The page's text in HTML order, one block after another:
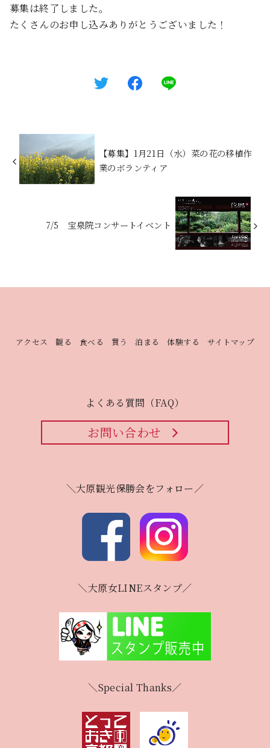
募集は終了しました。
たくさんのお申し込みありがとうございました！
【募集】1月21日（水）菜の花の移植作
業のボランティア
7/5 宝泉院コンサートイベント
アクセス 観る 食べる 買う 泊まる 体験する サイトマップ
よくある質問（FAQ）
お問い合わせ
＼大原観光保勝会をフォロー／
＼大原女LINEスタンプ／
＼Special Thanks／